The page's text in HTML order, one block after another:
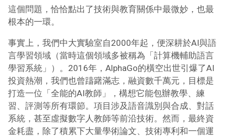
這個問題，恰恰點出了技術與教育關係中最微妙，也最
根本的一環。
事實上，我們中大實驗室自2000年起，便深耕於AI與語
言學習領域（當時這個領域多被稱為「計算機輔助語言
學習系統」）。2016年，AlphaGo的橫空出世引爆了AI
投資熱潮，我們也曾躊躇滿志，融資數千萬元，目標是
打造一位「全能的AI教師」，構想它能包辦教學、練
習、評測等所有環節。項目涉及語音識別與合成、對話
系統，甚至虛擬數字人教師等前沿技術。然而，最終資
金耗盡，除了積累下大量學術論文、技術專利和一個運